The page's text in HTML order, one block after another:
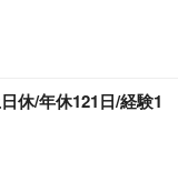
休/年休121日/経験1